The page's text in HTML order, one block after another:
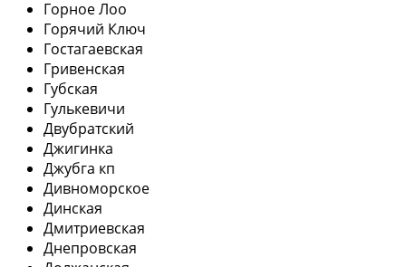
Горное Лоо
Горячий Ключ
Гостагаевская
Гривенская
Губская
Гулькевичи
Двубратский
Джигинка
Джубга кп
Дивноморское
Динская
Дмитриевская
Днепровская